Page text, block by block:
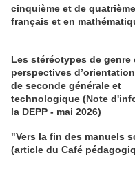
cinquième et de
français et en
Les stéréotypes de genre
perspectives
de seconde générale et
technologique (Note
la DEPP - mai 2026)
"Vers la fin des manuels
(article du Café